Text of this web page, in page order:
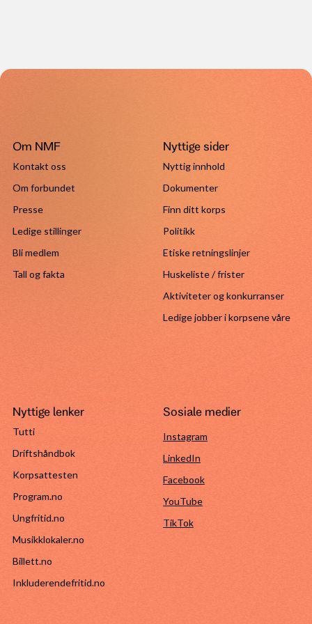
Om NMF
Kontakt oss
Om forbundet
Presse
Ledige stillinger
Bli medlem
Tall og fakta
Nyttige sider
Nyttig innhold
Dokumenter
Finn ditt korps
Politikk
Etiske retningslinjer
Huskeliste / frister
Aktiviteter og konkurranser
Ledige jobber i korpsene våre
Nyttige lenker
Tutti
Driftshåndbok
Korpsattesten
Program.no
Ungfritid.no
Musikklokaler.no
Billett.no
Inkluderendefritid.no
Sosiale medier
Instagram
LinkedIn
Facebook
YouTube
TikTok